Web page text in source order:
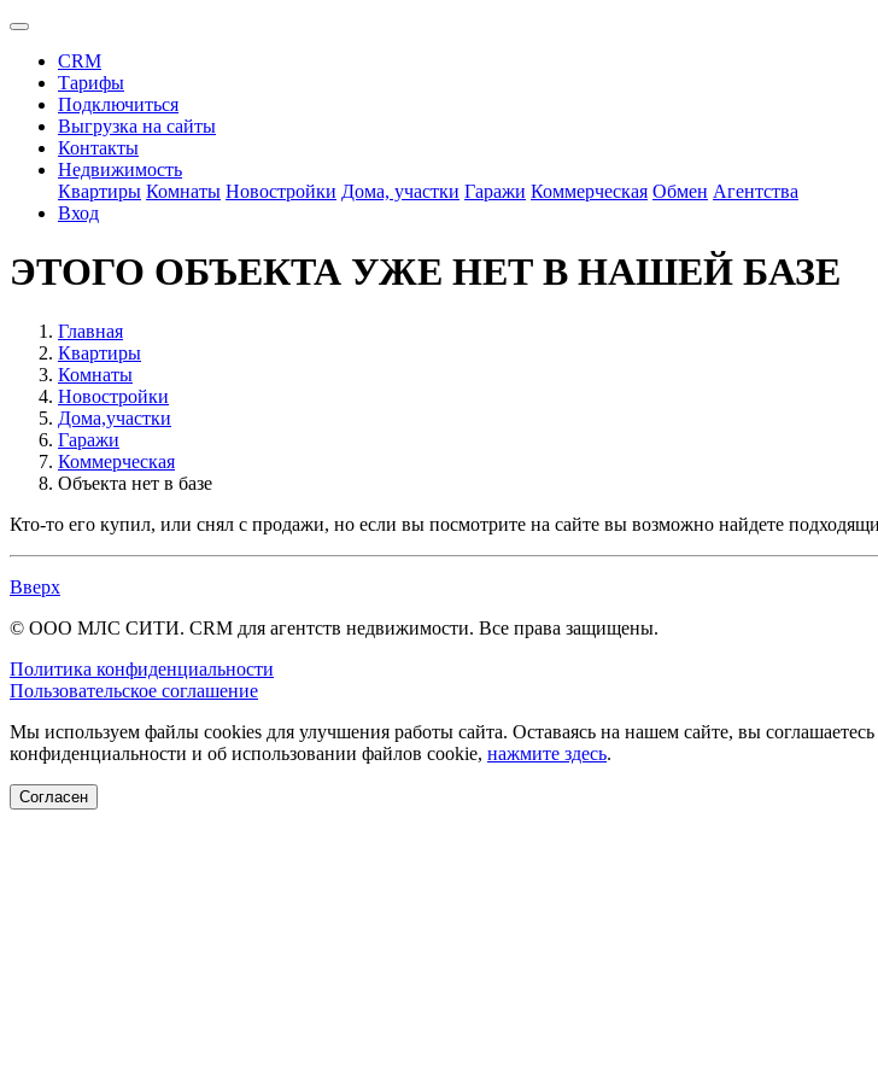
CRM
Тарифы
Подключиться
Выгрузка на сайты
Контакты
Недвижимость
Квартиры Комнаты Новостройки Дома, участки Гаражи Коммерческая Обмен Агентства
Вход
ЭТОГО ОБЪЕКТА УЖЕ НЕТ В НАШЕЙ БАЗЕ
Главная
Квартиры
Комнаты
Новостройки
Дома,участки
Гаражи
Коммерческая
Объекта нет в базе
Кто-то его купил, или снял с продажи, но если вы посмотрите на сайте вы возможно найдете
Вверх
© ООО МЛС СИТИ. CRM для агентств недвижимости. Все права защищены.
Политика конфиденциальности
Пользовательское соглашение
Мы используем файлы cookies для улучшения работы сайта. Оставаясь на нашем сайте, вы
конфиденциальности и об использовании файлов cookie, нажмите здесь.
Согласен